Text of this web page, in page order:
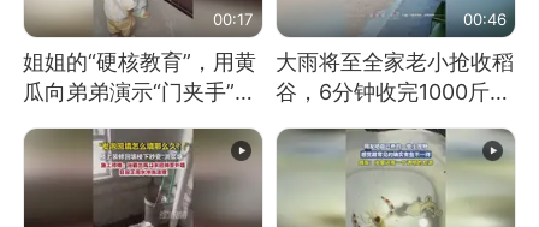
00:17
姐姐的“硬核教育”，用黄
瓜向弟弟演示“门夹手”，
网友：果然言传不如身
教！
00:46
大雨将至全家老小抢收稻
谷，6分钟收完1000斤，
没有一个人掉链子